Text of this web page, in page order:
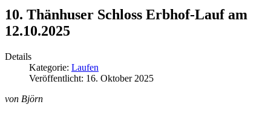
10. Thänhuser Schloss Erbhof-Lauf am
12.10.2025
Details
Kategorie: Laufen
Veröffentlicht: 16. Oktober 2025
von Björn